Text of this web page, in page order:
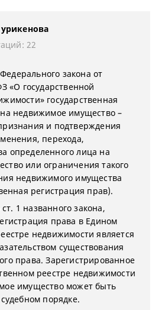
22
закона от
«О государственной
государственная
недвижимое имущество –
и подтверждения
перехода,
определенного лица на
или ограничения такого
недвижимого имущества
регистрация прав).
1 названного закона,
права в Едином
недвижимости является
существования
права. Зарегистрированное
реестре недвижимости
имущество может быть
порядке.